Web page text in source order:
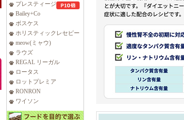
プレスティージ
Bailey+Co
ボスケス
ホリスティックレセピー
meow(ミャウ)
ラウズ
REGAL リーガル
ロータス
ロットプレミア
RONRON
ワイソン